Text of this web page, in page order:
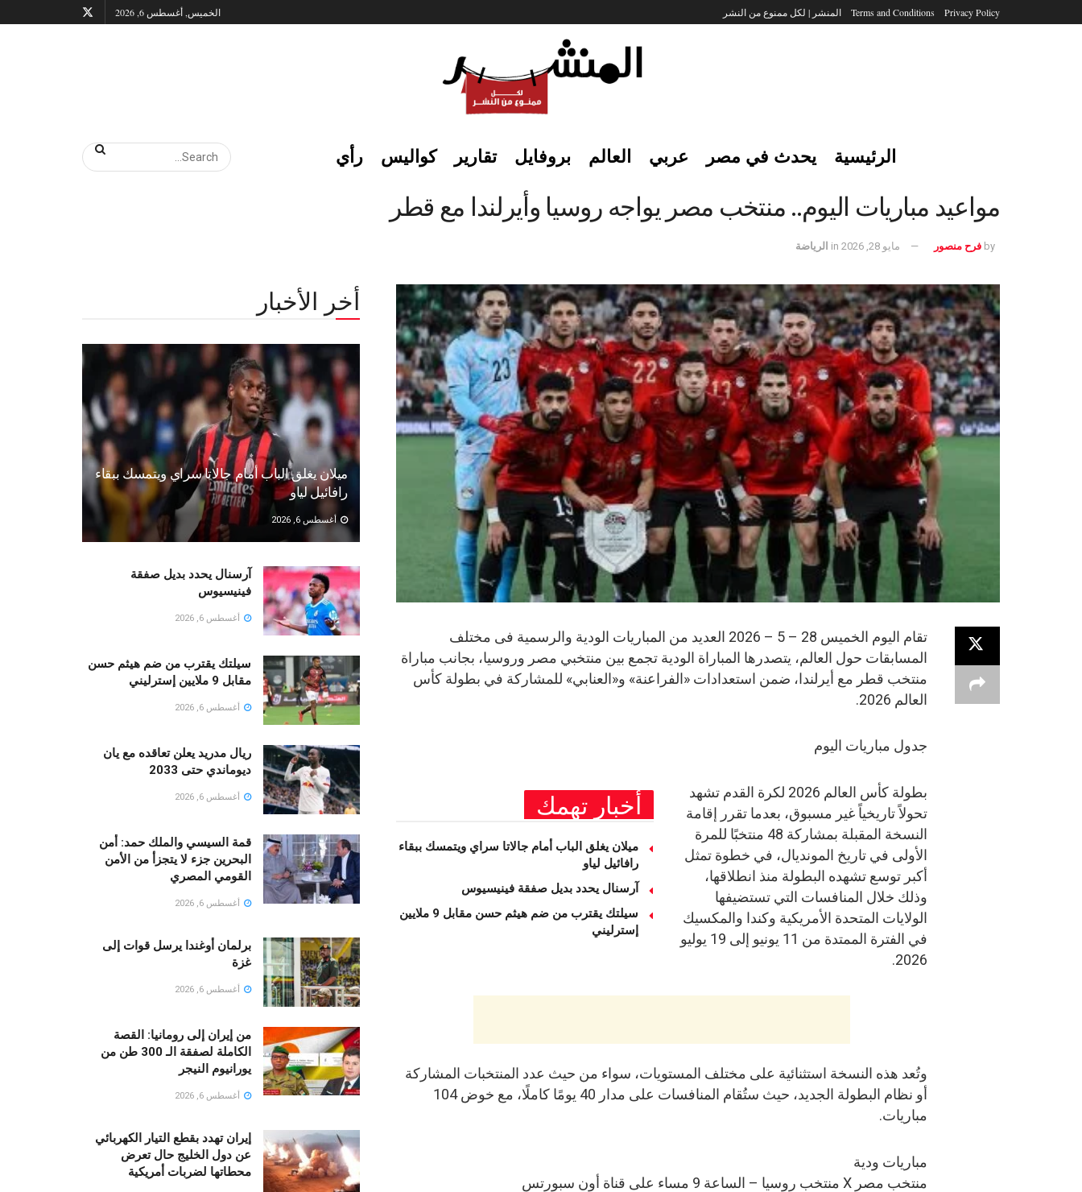
Privacy Policy
Terms and Conditions المنشر | لكل ممنوع من النشر الخميس, أغسطس 6, 2026
الرئيسية يحدث في مصر عربي العالم بروفايل تقارير كواليس رأي
مواعيد مباريات اليوم.. منتخب مصر يواجه روسيا وأيرلندا مع قطر
by فرح منصور مايو 28, 2026 in الرياضة
تقام اليوم الخميس 28 – 5 – 2026 العديد من المباريات الودية والرسمية فى مختلف
المسابقات حول العالم، يتصدرها المباراة الودية تجمع بين منتخبي مصر وروسيا، بجانب مباراة
منتخب قطر مع أيرلندا، ضمن استعدادات «الفراعنة» و«العنابي» للمشاركة في بطولة كأس
العالم 2026.
جدول مباريات اليوم
أخبار تهمك
ميلان يغلق الباب أمام جالاتا سراي ويتمسك ببقاء
رافائيل لياو
آرسنال يحدد بديل صفقة فينيسيوس
سيلتك يقترب من ضم هيثم حسن مقابل 9 ملايين
إسترليني
بطولة كأس العالم 2026 لكرة القدم تشهد
تحولاً تاريخياً غير مسبوق، بعدما تقرر إقامة
النسخة المقبلة بمشاركة 48 منتخبًا للمرة
الأولى في تاريخ المونديال، في خطوة تمثل
أكبر توسع تشهده البطولة منذ انطلاقها،
وذلك خلال المنافسات التي تستضيفها
الولايات المتحدة الأمريكية وكندا والمكسيك
في الفترة الممتدة من 11 يونيو إلى 19 يوليو
2026.
وتُعد هذه النسخة استثنائية على مختلف المستويات، سواء من حيث عدد المنتخبات المشاركة
أو نظام البطولة الجديد، حيث ستُقام المنافسات على مدار 40 يومًا كاملًا، مع خوض 104
مباريات.
مباريات ودية
منتخب مصر X منتخب روسيا – الساعة 9 مساء على قناة أون سبورتس
أخر الأخبار
ميلان يغلق الباب أمام جالاتا سراي ويتمسك ببقاء
رافائيل لياو
أغسطس 6, 2026
آرسنال يحدد بديل صفقة
فينيسيوس
أغسطس 6, 2026
سيلتك يقترب من ضم هيثم حسن
مقابل 9 ملايين إسترليني
أغسطس 6, 2026
ريال مدريد يعلن تعاقده مع يان
ديوماندي حتى 2033
أغسطس 6, 2026
قمة السيسي والملك حمد: أمن
البحرين جزء لا يتجزأ من الأمن
القومي المصري
أغسطس 6, 2026
برلمان أوغندا يرسل قوات إلى
غزة
أغسطس 6, 2026
من إيران إلى رومانيا: القصة
الكاملة لصفقة الـ 300 طن من
يورانيوم النيجر
أغسطس 6, 2026
إيران تهدد بقطع التيار الكهربائي
عن دول الخليج حال تعرض
محطاتها لضربات أمريكية